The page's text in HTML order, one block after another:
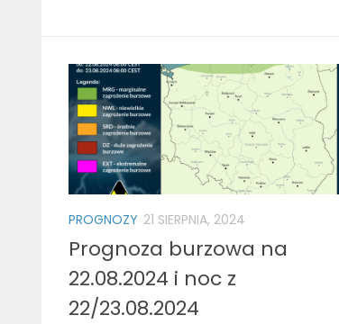
PROGNOZY 21 SIERPNIA, 2024
Prognoza burzowa na
22.08.2024 i noc z
22/23.08.2024